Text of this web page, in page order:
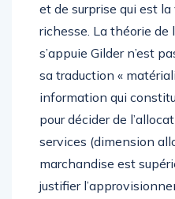
et de surprise qui est
richesse. La théorie de
s’appuie Gilder n’est
sa traduction «
information qui
pour décider de
services (dimension
marchandise est
justifier